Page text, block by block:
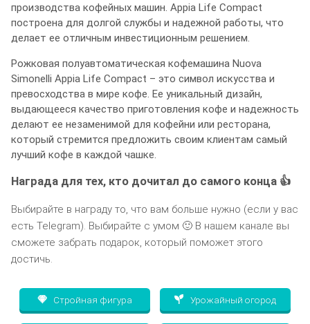
производства кофейных машин. Appia Life Compact
построена для долгой службы и надежной работы, что
делает ее отличным инвестиционным решением.
Рожковая полуавтоматическая кофемашина Nuova
Simonelli Appia Life Compact – это символ искусства и
превосходства в мире кофе. Ее уникальный дизайн,
выдающееся качество приготовления кофе и надежность
делают ее незаменимой для кофейни или ресторана,
который стремится предложить своим клиентам самый
лучший кофе в каждой чашке.
Награда для тех, кто дочитал до самого конца 👍
Выбирайте в награду то, что вам больше нужно (если у вас
есть Telegram). Выбирайте с умом 🙂 В нашем канале вы
сможете забрать подарок, который поможет этого
достичь.
Стройная фигура Урожайный огород